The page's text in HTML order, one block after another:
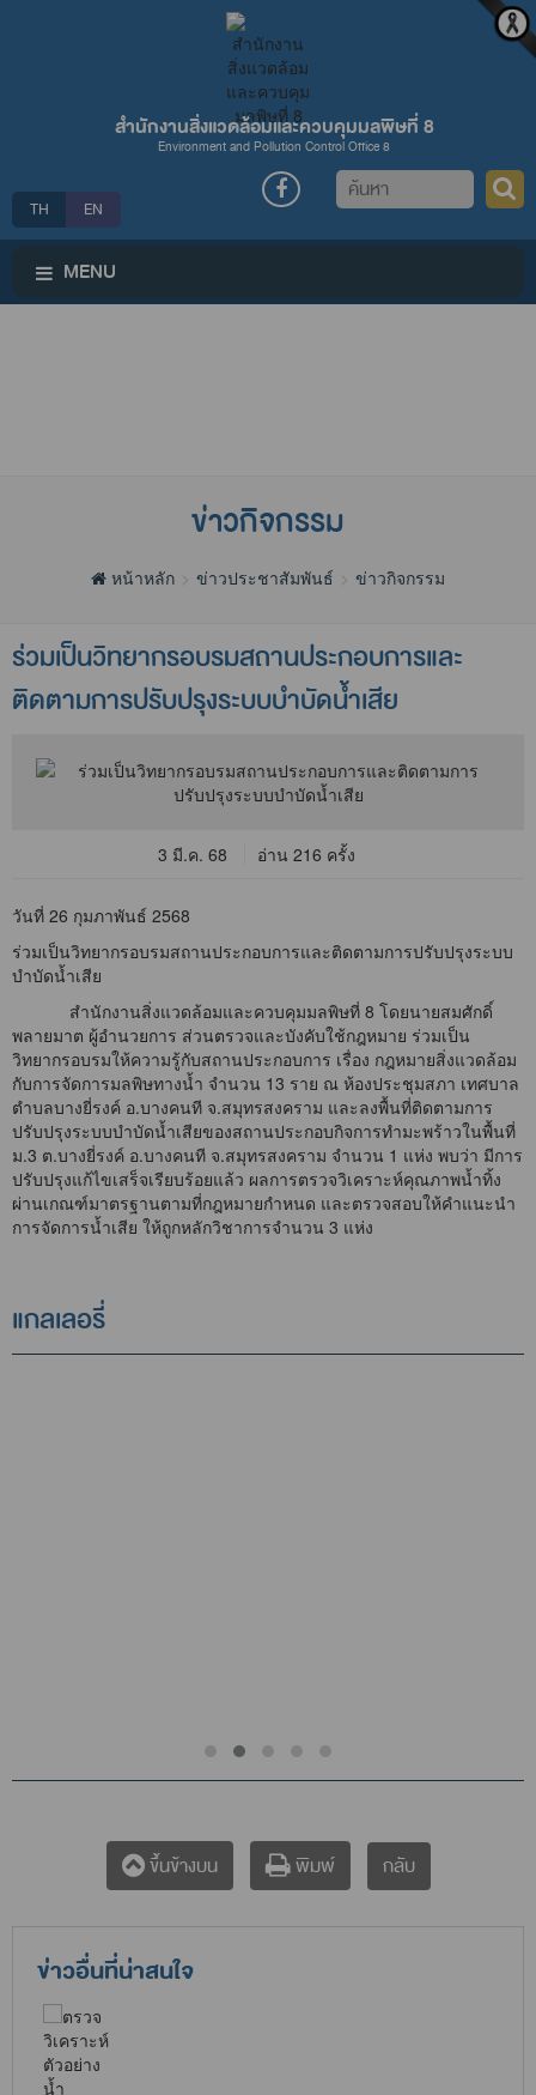
สำนักงานสิ่งแวดล้อมและควบคุมมลพิษที่ 8
Environment and Pollution Control Office 8
TH EN
ค้นหา
MENU
ข่าวกิจกรรม
หน้าหลัก ข่าวประชาสัมพันธ์ ข่าวกิจกรรม
ร่วมเป็นวิทยากรอบรมสถานประกอบการและ
ติดตามการปรับปรุงระบบบำบัดน้ำเสีย
3 มี.ค. 68 อ่าน 216 ครั้ง
วันที่ 26 กุมภาพันธ์ 2568
ร่วมเป็นวิทยากรอบรมสถานประกอบการและติดตามการปรับปรุงระบบ
บำบัดน้ำเสีย
สำนักงานสิ่งแวดล้อมและควบคุมมลพิษที่ 8 โดยนายสมศักดิ์
พลายมาต ผู้อำนวยการ ส่วนตรวจและบังคับใช้กฎหมาย ร่วมเป็น
วิทยากรอบรมให้ความรู้กับสถานประกอบการ เรื่อง กฎหมายสิ่งแวดล้อม
กับการจัดการมลพิษทางน้ำ จำนวน 13 ราย ณ ห้องประชุมสภา เทศบาล
ตำบลบางยี่รงค์ อ.บางคนที จ.สมุทรสงคราม และลงพื้นที่ติดตามการ
ปรับปรุงระบบบำบัดน้ำเสียของสถานประกอบกิจการทำมะพร้าวในพื้นที่
ม.3 ต.บางยี่รงค์ อ.บางคนที จ.สมุทรสงคราม จำนวน 1 แห่ง พบว่า มีการ
ปรับปรุงแก้ไขเสร็จเรียบร้อยแล้ว ผลการตรวจวิเคราะห์คุณภาพน้ำทิ้ง
ผ่านเกณฑ์มาตรฐานตามที่กฎหมายกำหนด และตรวจสอบให้คำแนะนำ
การจัดการน้ำเสีย ให้ถูกหลักวิชาการจำนวน 3 แห่ง
แกลเลอรี่
ขึ้นข้างบน พิมพ์ กลับ
ข่าวอื่นที่น่าสนใจ